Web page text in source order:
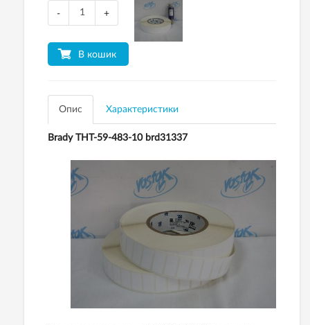
- +
В кошик
Опис Характеристики
Brady THT-59-483-10 brd31337